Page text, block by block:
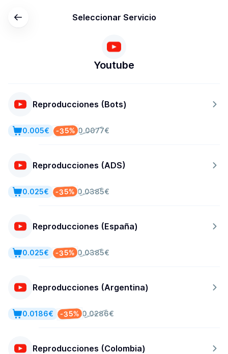
Seleccionar Servicio
Youtube
Reproducciones (Bots)
0.0077€
-35%
0.005€
Reproducciones (ADS)
0.0385€
-35%
0.025€
Reproducciones (España)
0.0385€
-35%
0.025€
Reproducciones (Argentina)
0.0286€
-35%
0.0186€
Reproducciones (Colombia)